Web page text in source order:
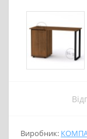
Виробник: